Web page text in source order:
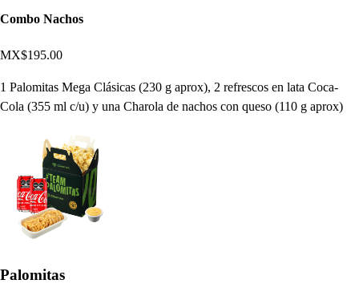
Combo Nachos
MX$195.00
1 Palomitas Mega Clásicas (230 g aprox), 2 refrescos en lata Coca-
Cola (355 ml c/u) y una Charola de nachos con queso (110 g aprox)
Palomitas